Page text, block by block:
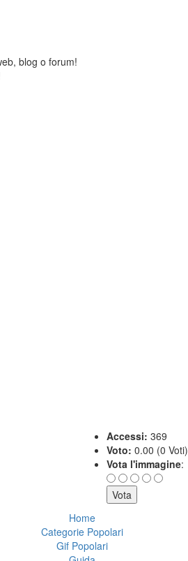
blog o forum!
Accessi: 369
Voto: 0.00 (0 Voti)
Vota l'immagine:
Home
Categorie Popolari
Gif Popolari